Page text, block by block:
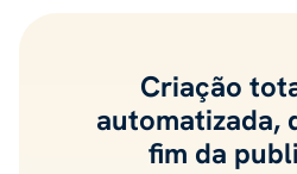
Criação
automatizada,
fim da